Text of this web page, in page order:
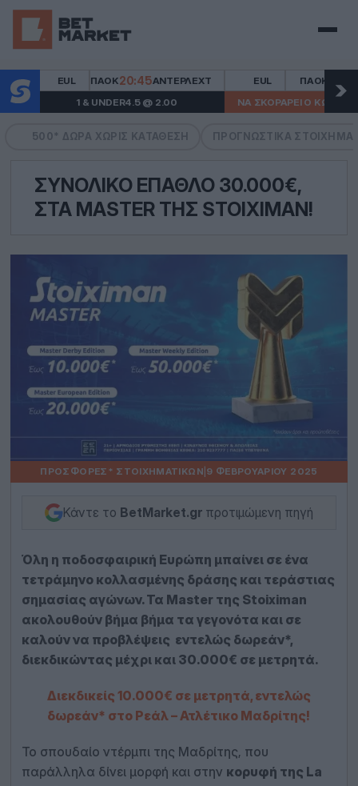
Μενού
ΠΑΟΚ20:45ΆΝΤΕΡΛΕΧΤ
1 & UNDER4.5 @ 2.00
ΠΑΟΚ20:45
ΝΑ ΣΚΟΡΆΡΕΙ Ο
500* ΔΏΡΑ ΧΩΡΙΣ ΚΑΤΆΘΕΣΗ ΠΡΟΓΝΩΣΤΙΚΆ
ΣΥΝΟΛΙΚΌ ΈΠΑΘΛΟ 30.000€,
ΣΤΑ MASTER ΤΗΣ STOIXIMAN!
ΠΡΟΣΦΟΡΈΣ* ΣΤΟΙΧΗΜΑΤΙΚΏΝ 9 ΦΕΒΡΟΥΑΡΊΟΥ 2025
Κάντε το BetMarket.gr προτιμώμενη πηγή
Όλη η ποδοσφαιρική Ευρώπη μπαίνει σε ένα
τετράμηνο κολλασμένης δράσης και τεράστιας
σημασίας αγώνων. Τα Master της Stoiximan
ακολουθούν βήμα βήμα τα γεγονότα και σε
καλούν να προβλέψεις εντελώς δωρεάν*,
διεκδικώντας μέχρι και 30.000€ σε μετρητά.
Διεκδικείς 10.000€ σε μετρητά, εντελώς
δωρεάν* στο Ρεάλ – Ατλέτικο Μαδρίτης!
Το σπουδαίο ντέρμπι της Μαδρίτης, που
παράλληλα δίνει μορφή και στην κορυφή της La